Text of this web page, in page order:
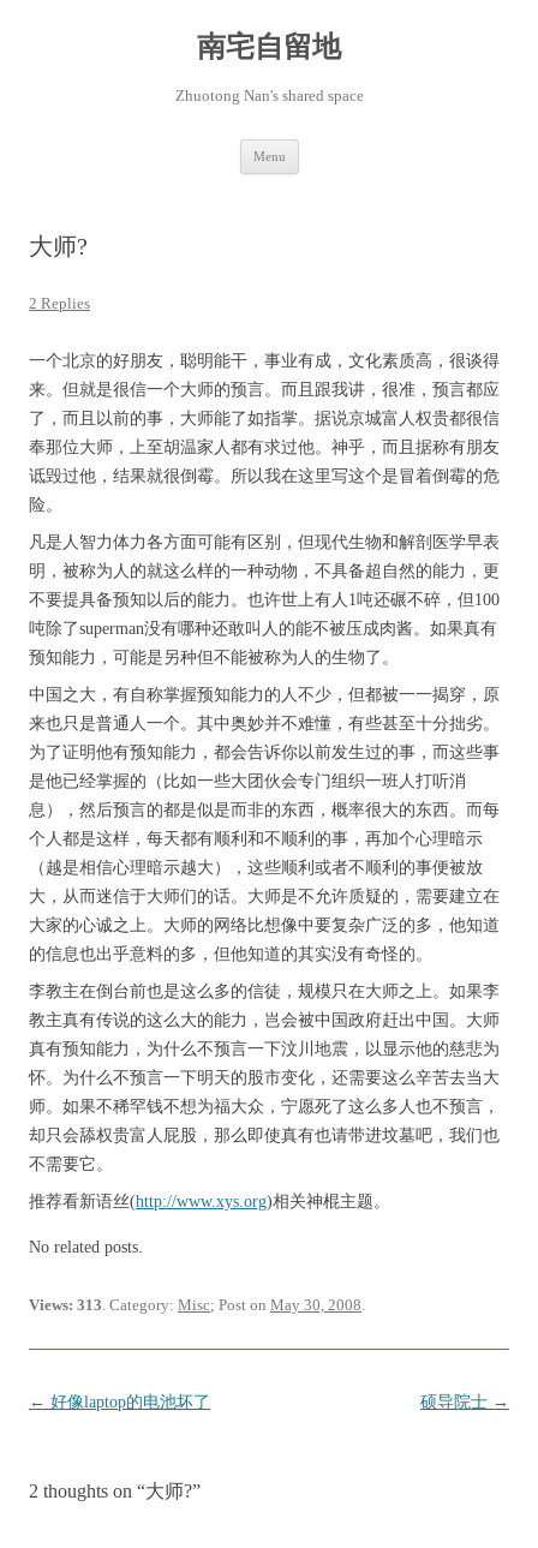
南宅自留地
Zhuotong Nan's shared space
Menu
大师?
2 Replies
一个北京的好朋友，聪明能干，事业有成，文化素质高，很谈得
来。但就是很信一个大师的预言。而且跟我讲，很准，预言都应
了，而且以前的事，大师能了如指掌。据说京城富人权贵都很信
奉那位大师，上至胡温家人都有求过他。神乎，而且据称有朋友
诋毁过他，结果就很倒霉。所以我在这里写这个是冒着倒霉的危
险。
凡是人智力体力各方面可能有区别，但现代生物和解剖医学早表
明，被称为人的就这么样的一种动物，不具备超自然的能力，更
不要提具备预知以后的能力。也许世上有人1吨还碾不碎，但100
吨除了superman没有哪种还敢叫人的能不被压成肉酱。如果真有
预知能力，可能是另种但不能被称为人的生物了。
中国之大，有自称掌握预知能力的人不少，但都被一一揭穿，原
来也只是普通人一个。其中奥妙并不难懂，有些甚至十分拙劣。
为了证明他有预知能力，都会告诉你以前发生过的事，而这些事
是他已经掌握的（比如一些大团伙会专门组织一班人打听消
息），然后预言的都是似是而非的东西，概率很大的东西。而每
个人都是这样，每天都有顺利和不顺利的事，再加个心理暗示
（越是相信心理暗示越大），这些顺利或者不顺利的事便被放
大，从而迷信于大师们的话。大师是不允许质疑的，需要建立在
大家的心诚之上。大师的网络比想像中要复杂广泛的多，他知道
的信息也出乎意料的多，但他知道的其实没有奇怪的。
李教主在倒台前也是这么多的信徒，规模只在大师之上。如果李
教主真有传说的这么大的能力，岂会被中国政府赶出中国。大师
真有预知能力，为什么不预言一下汶川地震，以显示他的慈悲为
怀。为什么不预言一下明天的股市变化，还需要这么辛苦去当大
师。如果不稀罕钱不想为福大众，宁愿死了这么多人也不预言，
却只会舔权贵富人屁股，那么即使真有也请带进坟墓吧，我们也
不需要它。
推荐看新语丝(http://www.xys.org)相关神棍主题。
No related posts.
Views: 313. Category: Misc; Post on May 30, 2008.
Post
← 好像laptop的电池坏了 硕导院士 →
2 thoughts on “大师?”